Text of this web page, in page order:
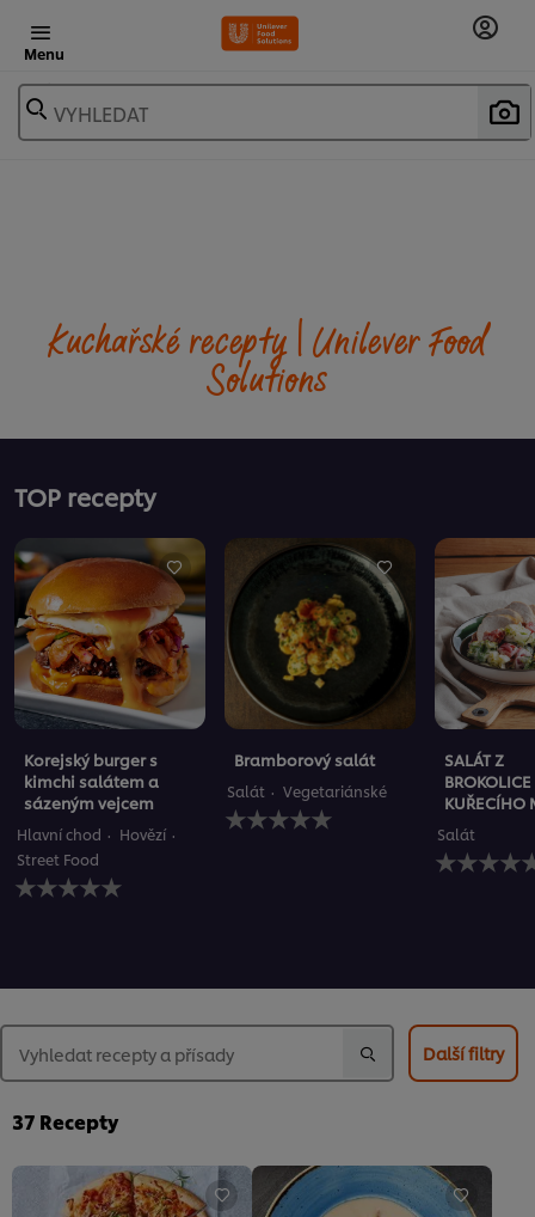
Menu
VYHLEDAT
Kuchařské recepty | Unilever Food
Solutions
TOP recepty
Korejský burger s
kimchi salátem a
sázeným vejcem
Hlavní chod
Hovězí
Street Food
Pro
tuto
žádná
Bramborový salát
Salát Vegetariánské
Pro
tuto
SALÁT Z
KUŘECÍHO
Salát
Pro
tuto
Další filtry
37 Recepty